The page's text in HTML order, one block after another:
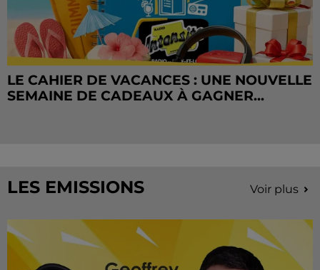
LE CAHIER DE VACANCES : UNE NOUVELLE
SEMAINE DE CADEAUX À GAGNER...
LES EMISSIONS Voir plus